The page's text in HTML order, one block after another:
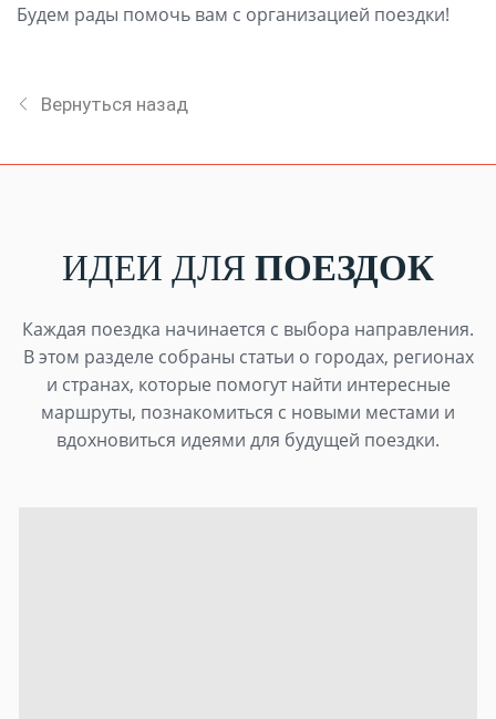
Будем рады помочь вам с организацией поездки!
Вернуться назад
ИДЕИ ДЛЯ ПОЕЗДОК
Каждая поездка начинается с выбора направления.
В этом разделе собраны статьи о городах, регионах
и странах, которые помогут найти интересные
маршруты, познакомиться с новыми местами и
вдохновиться идеями для будущей поездки.